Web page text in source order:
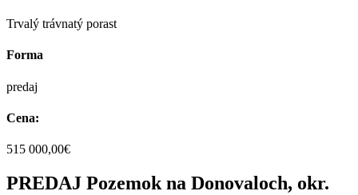
Trvalý trávnatý porast
Forma
predaj
Cena:
515 000,00€
PREDAJ Pozemok na Donovaloch, okr.